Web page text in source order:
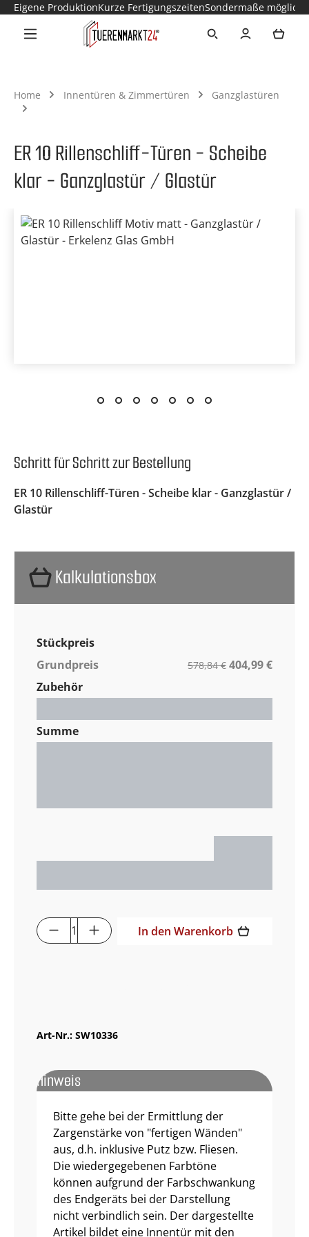
Zum Hauptinhalt springen
Eigene ProduktionKurze FertigungszeitenSondermaße möglich
Home Innentüren & Zimmertüren Ganzglastüren
ER 10 Rillenschliff-Türen - Scheibe
klar - Ganzglastür / Glastür
Bildergalerie überspringen
Schritt für Schritt zur Bestellung
ER 10 Rillenschliff-Türen - Scheibe klar - Ganzglastür /
Glastür
Kalkulationsbox
Stückpreis
Grundpreis
578,84 € 404,99 €
Zubehör
Summe
Produkt Anzahl: Gib den
In den Warenkorb
Art-Nr.: SW10336
Hinweis
Bitte gehe bei der Ermittlung der
Zargenstärke von "fertigen Wänden"
aus, d.h. inklusive Putz bzw. Fliesen.
Die wiedergegebenen Farbtöne
können aufgrund der Farbschwankung
des Endgeräts bei der Darstellung
nicht verbindlich sein. Der dargestellte
Artikel bildet eine Innentür mit den